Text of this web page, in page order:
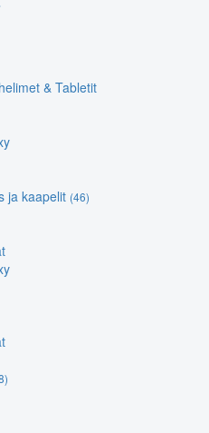
& Tabletit
ja kaapelit (46)